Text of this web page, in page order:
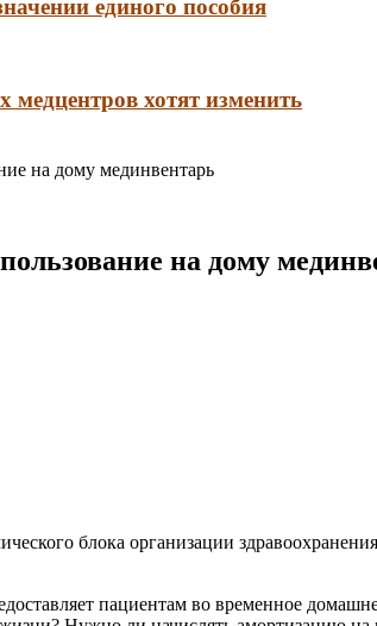
единого пособия
медцентров хотят изменить
на дому мединвентарь
на дому
блока организации
пациентам во временное